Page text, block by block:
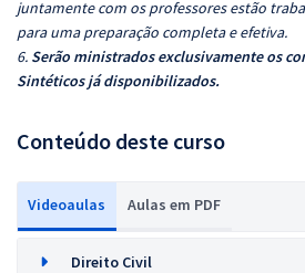
juntamente com os professores estão
para uma preparação completa e efetiva.
6. Serão ministrados exclusivamente os
Sintéticos já disponibilizados.
Conteúdo deste curso
Videoaulas Aulas em PDF
Direito Civil